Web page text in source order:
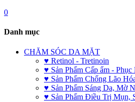
0
Danh mục
CHĂM SÓC DA MẶT
♥ Retinol - Tretinoin
♥ Sản Phẩm Cấp ẩm - Phục
♥ Sản Phẩm Chống Lão
♥ Sản Phẩm Sáng Da, Mờ
♥ Sản Phẩm Điều Trị Mụn,